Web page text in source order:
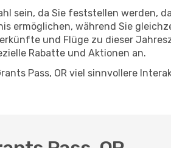
sein, da Sie feststellen werden,
ermöglichen, während Sie
und Flüge zu dieser
Rabatte und Aktionen an.
Pass, OR viel sinnvollere